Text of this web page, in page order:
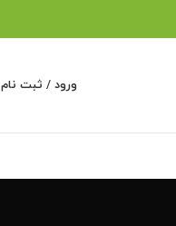
ورود / ثبت نام